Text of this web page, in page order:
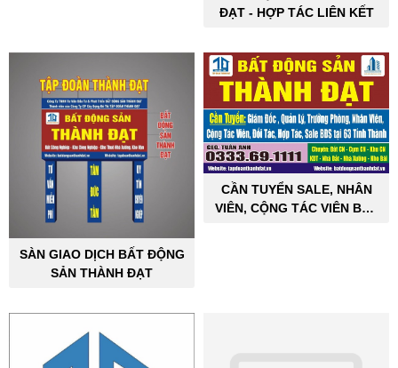
ĐẠT - HỢP TÁC LIÊN KẾT
SÀN GIAO DỊCH BẤT ĐỘNG
SẢN THÀNH ĐẠT
CẦN TUYỂN SALE, NHÂN
VIÊN, CỘNG TÁC VIÊN BẤT